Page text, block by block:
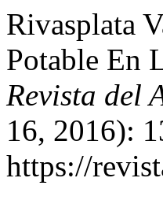
Rivasplata
Potable En
Revista del
16, 2016):
https://